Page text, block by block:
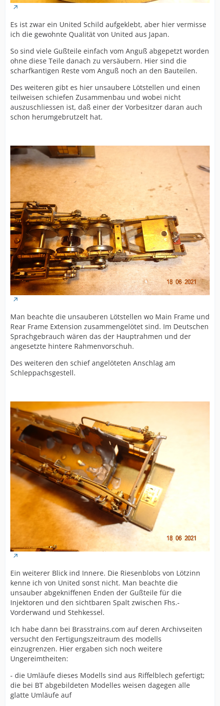
Es ist zwar ein United Schild aufgeklebt, aber hier vermisse
ich die gewohnte Qualität von United aus Japan.
So sind viele Gußteile einfach vom Anguß abgepetzt worden
ohne diese Teile danach zu versäubern. Hier sind die
scharfkantigen Reste vom Anguß noch an den Bauteilen.
Des weiteren gibt es hier unsaubere Lötstellen und einen
teilweisen schiefen Zusammenbau und wobei nicht
auszuschliessen ist, daß einer der Vorbesitzer daran auch
schon herumgebrutzelt hat.
Man beachte die unsauberen Lötstellen wo Main Frame und
Rear Frame Extension zusammengelötet sind. Im Deutschen
Sprachgebrauch wären das der Hauptrahmen und der
angesetzte hintere Rahmenvorschuh.
Des weiteren den schief angelöteten Anschlag am
Schleppachsgestell.
Ein weiterer Blick ind Innere. Die Riesenblobs von Lötzinn
kenne ich von United sonst nicht. Man beachte die
unsauber abgekniffenen Enden der Gußteile für die
Injektoren und den sichtbaren Spalt zwischen Fhs.-
Vorderwand und Stehkessel.
Ich habe dann bei Brasstrains.com auf deren Archivseiten
versucht den Fertigungszeitraum des modells
einzugrenzen. Hier ergaben sich noch weitere
Ungereimtheiten:
- die Umläufe dieses Modells sind aus Riffelblech gefertigt;
die bei BT abgebildeten Modelles weisen dagegen alle
glatte Umläufe auf